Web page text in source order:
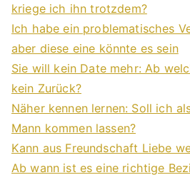
kriege ich ihn trotzdem?
Ich habe ein problematisches
aber diese eine könnte es sein
Sie will kein Date mehr: Ab
kein Zurück?
Näher kennen lernen: Soll ich
Mann kommen lassen?
Kann aus Freundschaft Liebe
Ab wann ist es eine richtige